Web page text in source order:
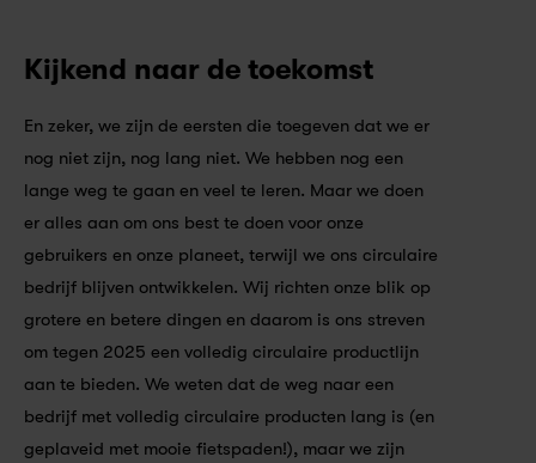
Kijkend naar de toekomst
En zeker, we zijn de eersten die toegeven dat we er
nog niet zijn, nog lang niet. We hebben nog een
lange weg te gaan en veel te leren. Maar we doen
er alles aan om ons best te doen voor onze
gebruikers en onze planeet, terwijl we ons circulaire
bedrijf blijven ontwikkelen. Wij richten onze blik op
grotere en betere dingen en daarom is ons streven
om tegen 2025 een volledig circulaire productlijn
aan te bieden. We weten dat de weg naar een
bedrijf met volledig circulaire producten lang is (en
geplaveid met mooie fietspaden!), maar we zijn